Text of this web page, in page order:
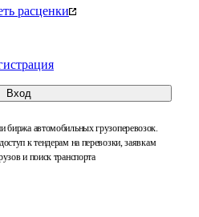
расценки
Вход
автомобильных грузоперевозок.
к тендерам на перевозки, заявкам
и поиск транспорта